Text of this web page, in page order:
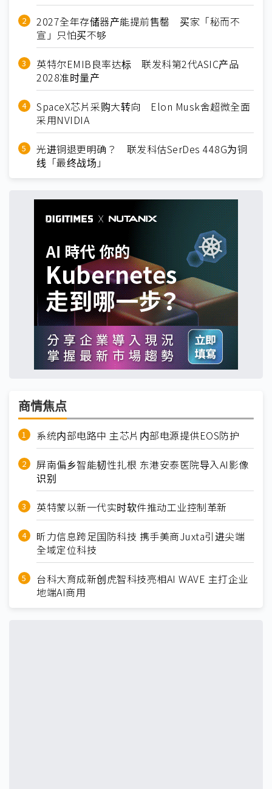
2027全年存储器产能提前售罄 买家「秘而不
宣」只怕买不够
英特尔EMIB良率达标 联发科第2代ASIC产品
2028准时量产
SpaceX芯片采购大转向 Elon Musk舍超微全面
采用NVIDIA
光进铜退更明确？ 联发科估SerDes 448G为铜
线「最终战场」
商情焦点
系统内部电路中 主芯片内部电源提供EOS防护
屏南偏乡智能韧性扎根 东港安泰医院导入AI影像
识别
英特蒙以新一代实时软件推动工业控制革新
昕力信息跨足国防科技 携手美商Juxta引进尖端
全域定位科技
台科大育成新创虎智科技亮相AI WAVE 主打企业
地端AI商用